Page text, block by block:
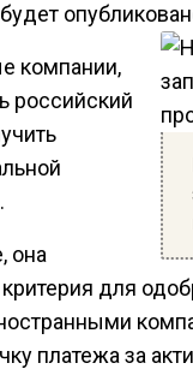
компании,
российский
она
для
платежа за